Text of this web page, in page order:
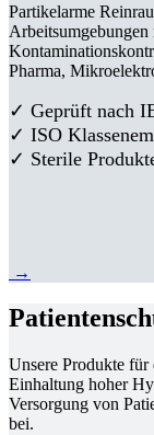
Partikelarme
Pharma,
✓ Geprüft nach
✓ ISO
✓ Sterile
→
Unsere Produkte für
Einhaltung hoher
Versorgung von
bei.